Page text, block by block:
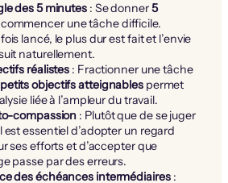
des 5 minutes : Se donner5
une tâche difficile.
lancé, le plus dur est fait et l’envie
naturellement.
réalistes : Fractionner une tâche
petits objectifs atteignablespermet
liée à l’ampleur du travail.
compassion : Plutôt que de se juger
est essentiel d’adopter un regard
ses efforts et d’accepter que
passe par des erreurs.
des échéances intermédiaires: